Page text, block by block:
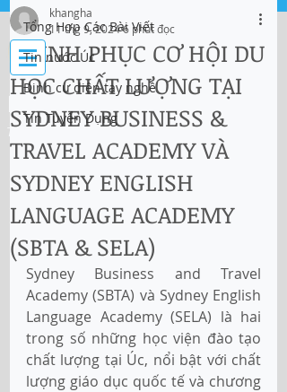
IMMI Centre
Tư vấn Di trú, Doanh Nghiệp và Du Học
Tổng Hợp Các Bài Viết
Tin nước Úc
Định cư diện tay nghề
Tin Tuyển Dụng
CHINH PHỤC CƠ HỘI DU
HỌC CHẤT LƯỢNG TẠI
SYDNEY BUSINESS &
TRAVEL ACADEMY VÀ
SYDNEY ENGLISH
LANGUAGE ACADEMY
(SBTA & SELA)
khangha
11 thg 9, 20246 phút đọc
Sydney Business and Travel
Academy (SBTA) và Sydney English
Language Academy (SELA) là hai
trong số những học viện đào tạo
chất lượng tại Úc, nổi bật với chất
lượng giáo dục quốc tế và chương